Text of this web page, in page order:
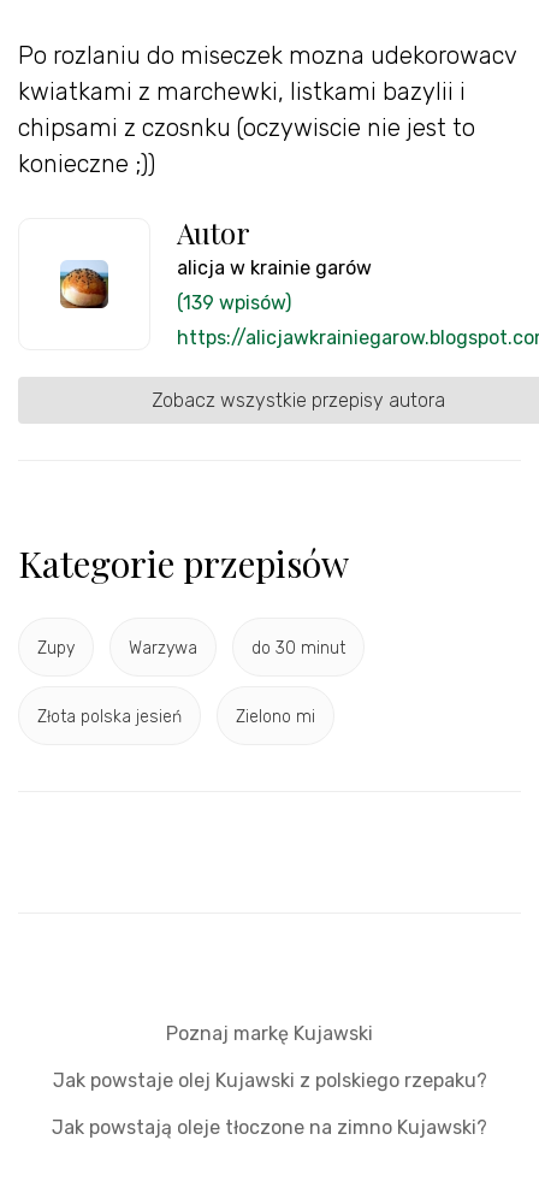
Po rozlaniu do miseczek mozna udekorowacv
kwiatkami z marchewki, listkami bazylii i
chipsami z czosnku (oczywiscie nie jest to
konieczne ;))
Autor
alicja w krainie garów
(139 wpisów)
https://
Zobacz wszystkie przepisy autora
Kategorie przepisów
Zupy Warzywa do 30 minut
Złota polska jesień Zielono mi
Poznaj markę Kujawski
Jak powstaje olej Kujawski z polskiego rzepaku?
Jak powstają oleje tłoczone na zimno Kujawski?